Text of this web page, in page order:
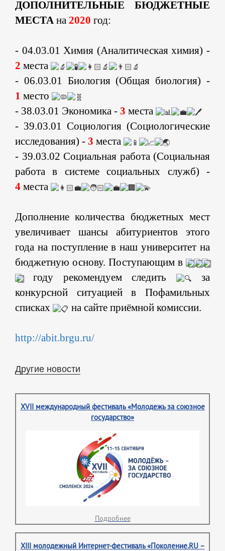
ДОПОЛНИТЕЛЬНЫЕ БЮДЖЕТНЫЕ
МЕСТА на 2020 год:
- 04.03.01 Химия (Аналитическая химия) -
2 места
- 06.03.01 Биология (Общая биология) -
1 место
- 38.03.01 Экономика - 3 места
- 39.03.01 Социология (Социологические
исследования) - 3 места
- 39.03.02 Социальная работа (Социальная
работа в системе социальных служб) -
4 места
Дополнение количества бюджетных мест
увеличивает шансы абитуриентов этого
года на поступление в наш университет на
бюджетную основу. Поступающим в
году рекомендуем следить
за
конкурсной ситуацией в Пофамильных
списках
на сайте приёмной комиссии.
http://abit.brgu.ru/
Другие новости
XVII международный фестиваль «Молодежь за союзное
государство»
Подробнее
XIII молодежный Интернет-фестиваль «Поколение.RU –